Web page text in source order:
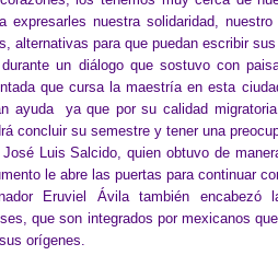
expresarles nuestra solidaridad,
alternativas para que puedan escribir
un diálogo que sostuvo con
que cursa la maestría en esta
ayuda ya que por su calidad
concluir su semestre y tener una
Luis Salcido, quien obtuvo de
le abre las puertas para continuar
Eruviel Ávila también
que son integrados por mexicanos
orígenes.